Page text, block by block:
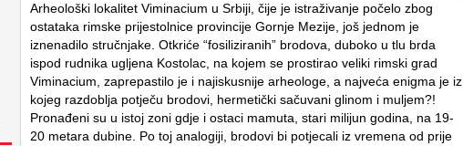
Arheološki lokalitet Viminacium u Srbiji, čije je istraživanje počelo zbog
ostataka rimske prijestolnice provincije Gornje Mezije, još jednom je
iznenadilo stručnjake. Otkriće “fosiliziranih” brodova, duboko u tlu brda
ispod rudnika ugljena Kostolac, na kojem se prostirao veliki rimski grad
Viminacium, zaprepastilo je i najiskusnije arheologe, a najveća enigma je iz
kojeg razdoblja potječu brodovi, hermetički sačuvani glinom i muljem?!
Pronađeni su u istoj zoni gdje i ostaci mamuta, stari milijun godina, na 19-
20 metara dubine. Po toj analogiji, brodovi bi potjecali iz vremena od prije